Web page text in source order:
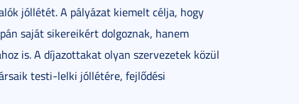
jóllétét. A pályázat kiemelt célja, hogy
saját sikereikért dolgoznak, hanem
is. A díjazottakat olyan szervezetek közül
testi-lelki jóllétére, fejlődési